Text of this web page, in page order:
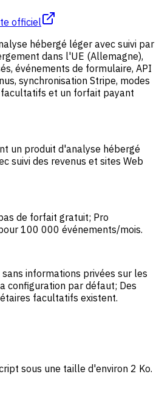
officiel
hébergé léger avec suivi par
dans l'UE (Allemagne),
événements de formulaire, API
synchronisation Stripe, modes
et un forfait payant
un produit d'analyse hébergé
suivi des revenus et sites Web
de forfait gratuit; Pro
100 000 événements/mois.
informations privées sur les
configuration par défaut; Des
facultatifs existent.
sous une taille d'environ 2 Ko.